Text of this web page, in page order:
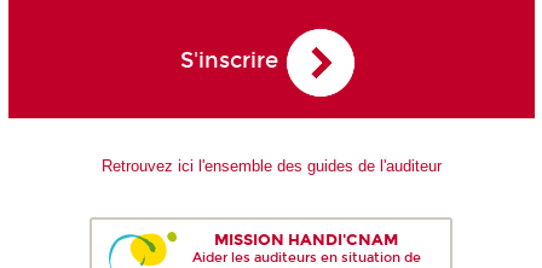
S'inscrire
Retrouvez ici l'ensemble des guides de l'auditeur
MISSION HANDI'CNAM
Aider les auditeurs en situation de